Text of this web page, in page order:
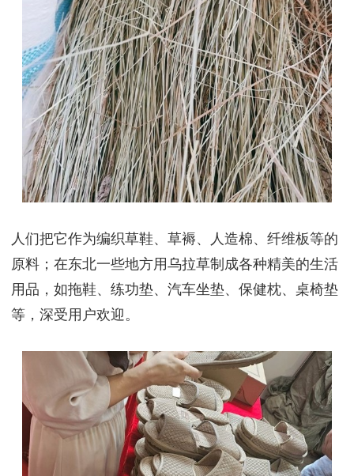
人们把它作为编织草鞋、草褥、人造棉、纤维板等的
原料；在东北一些地方用乌拉草制成各种精美的生活
用品，如拖鞋、练功垫、汽车坐垫、保健枕、桌椅垫
等，深受用户欢迎。